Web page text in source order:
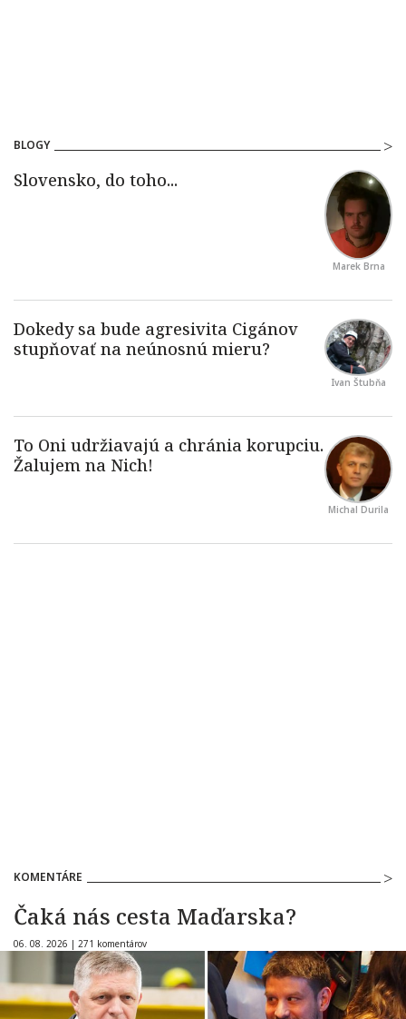
BLOGY
Marek Brna
Ivan Štubňa
Michal Durila
KOMENTÁRE
Čaká nás cesta Maďarska?
06. 08. 2026 | 271 komentárov